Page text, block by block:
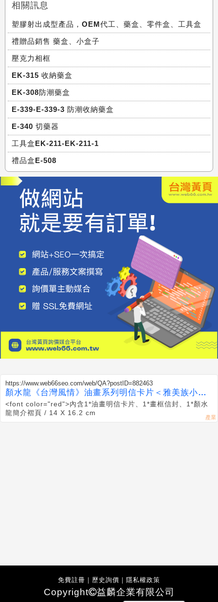
相關訊息
塑膠射出成型產品，OEM代工、藥盒、零件盒、工具盒
禮贈品銷售 藥盒、小盒子
壓克力相框
EK-315 收納藥盒
EK-308防潮藥盒
E-339-E-339-3 防潮收納藥盒
E-340 切藥器
工具盒EK-211-EK-211-1
禮品盒E-508
https://www.web66seo.com/web/QA?postID=882463
顏水龍《台灣風情》油畫系列明信卡片＜雅美族小孩
＞
<font color="red">內含1*油畫明信卡片、1*畫框信封、1*顏水
龍簡介褶頁 / 14 X 16.2 cm
免費註冊 ｜ 歷史詢價 ｜ 隱私權政策
Copyright
益麟企業有限公司